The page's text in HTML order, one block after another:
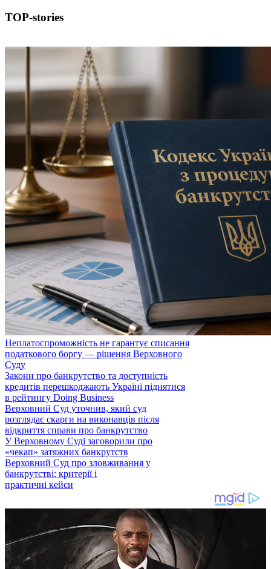
TOP-stories
Неплатоспроможність не гарантує списання
податкового боргу — рішення Верховного
Суду
Закони про банкрутство та доступність
кредитів перешкоджають Україні піднятися
в рейтингу Doing Business
Верховний Суд уточнив, який суд
розглядає скарги на виконавців після
відкриття справи про банкрутство
У Верховному Суді заговорили про
«чекап» затяжних банкрутств
Верховний Суд про зловживання у
банкрутстві: критерії і
практичні кейси